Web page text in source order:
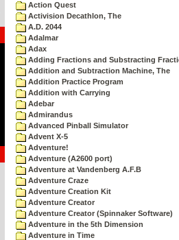
Action Quest
Activision Decathlon, The
A.D. 2044
Adalmar
Adax
Adding Fractions and Substracting
Addition and Subtraction Machine, The
Addition Practice Program
Addition with Carrying
Adebar
Admirandus
Advanced Pinball Simulator
Advent X-5
Adventure!
Adventure (A2600 port)
Adventure at Vandenberg A.F.B
Adventure Craze
Adventure Creation Kit
Adventure Creator
Adventure Creator (Spinnaker Software)
Adventure in the 5th Dimension
Adventure in Time